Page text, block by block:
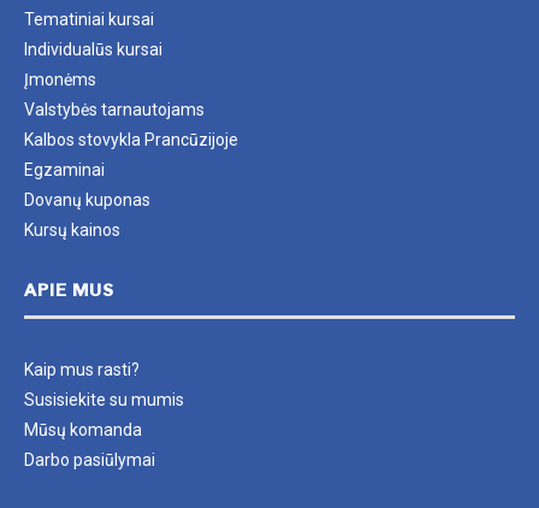
Tematiniai kursai
Individualūs kursai
Įmonėms
Valstybės tarnautojams
Kalbos stovykla Prancūzijoje
Egzaminai
Dovanų kuponas
Kursų kainos
APIE MUS
Kaip mus rasti?
Susisiekite su mumis
Mūsų komanda
Darbo pasiūlymai